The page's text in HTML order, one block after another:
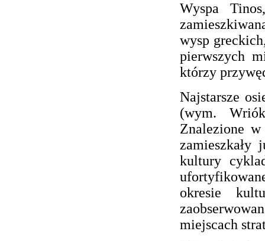
Wyspa
wysp
pierwszych
którzy
Najstarsze
(wym.
Znalezione
zamieszkały
kultury
okresie
miejscach